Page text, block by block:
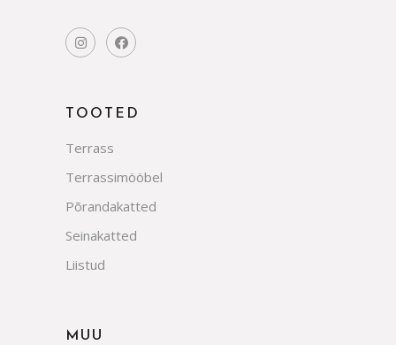
TOOTED
Terrass
Terrassimööbel
Põrandakatted
Seinakatted
Liistud
MUU